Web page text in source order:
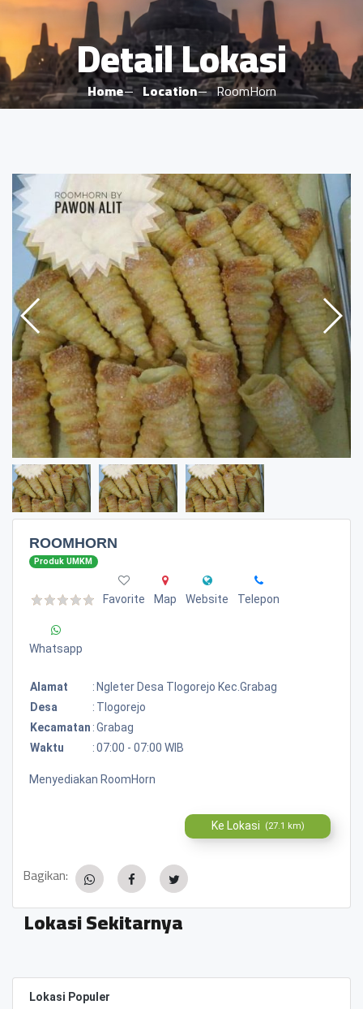
Detail Lokasi
Home Location RoomHorn
ROOMHORN
Produk UMKM
Favorite Map Website Telepon
Whatsapp
Alamat : Ngleter Desa Tlogorejo Kec.grabag
Desa
: Tlogorejo
Kecamatan :Grabag
Waktu
:07:00 - 07:00 WIB
Menyediakan RoomHorn
Ke Lokasi (27.1 km)
Bagikan:
Lokasi Sekitarnya
Lokasi Populer